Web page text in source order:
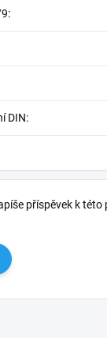
:
DIN:
příspěvek k této